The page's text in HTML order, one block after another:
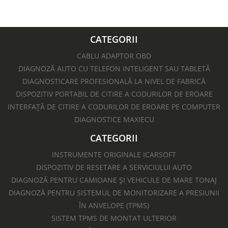
CATEGORII
CABLU ADAPTOR OBD
DIAGNOZĂ AUTO CU TELEFON INTELIGENT SAU TABLETĂ
DIAGNOSTICARE PROFESIONALĂ LA NIVEL DE FABRICĂ
DISPOZITIV PORTABIL DE CITIRE A CODURILOR DE EROARE
INTERFAȚĂ DE CITIRE A CODURILOR DE EROARE PE COMPUTER
DIAGNOSTICE MAXIECU
CATEGORII
INSTRUMENTE ORIGINALE ICARSOFT
DISPOZITIV DE RESETARE A SERVICIULUI AUTO
DIAGNOZĂ PENTRU CAMIOANE ȘI VEHICULE DE MARE TONAJ
DIAGNOZĂ PENTRU SISTEMUL DE MONITORIZARE A PRESIUNII
ÎN ANVELOPE (TPMS)
SISTEM TPMS DE MONTAT ULTERIOR